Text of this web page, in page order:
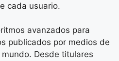
cada usuario.
avanzados para
publicados por medios de
Desde titulares